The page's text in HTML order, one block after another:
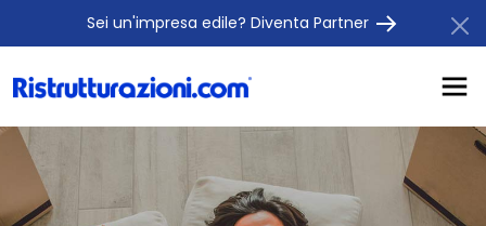
Sei un'impresa edile? Diventa Partner